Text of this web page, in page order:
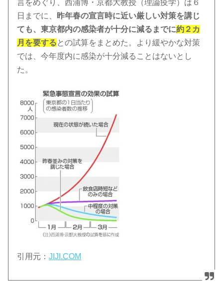
言をめぐり、西浦博・京都大教授（理論疫学）は６
日までに、
昨年春の宣言時に近い厳しい対策を講じ
ても、東京都内の感染者が十分に減るまでに約２カ
月を要する との試算をまとめた。より緩やかな対策
では、今年度内に感染が十分減ることはないとし
た。
引用元：JIJI.COM